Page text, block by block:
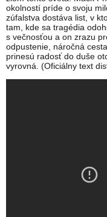
okolností príde o svoju
zúfalstva dostáva list, v
tam, kde sa tragédia
s večnosťou a on zrazu
odpustenie, náročná
prinesú radosť do duše
vyrovná. (Oficiálny text